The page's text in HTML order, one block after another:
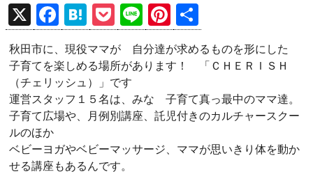
X
F
a
ce
b
o
o
k
H
at
e
n
a
P
o
ck
et
Li
n
e
Pi
nt
er
t
有
秋田市に、現役ママが 自分達が求めるものを形にした
子育てを楽しめる場所があります！ 「ＣＨＥＲＩＳＨ
（チェリッシュ）」です
運営スタッフ１５名は、みな 子育て真っ最中のママ達。
子育て広場や、月例別講座、託児付きのカルチャースクー
ルのほか
ベビーヨガやベビーマッサージ、ママが思いきり体を動か
せる講座もあるんです。